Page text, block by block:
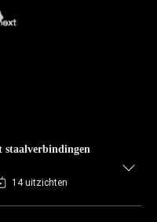
staalverbindingen
14 uitzichten